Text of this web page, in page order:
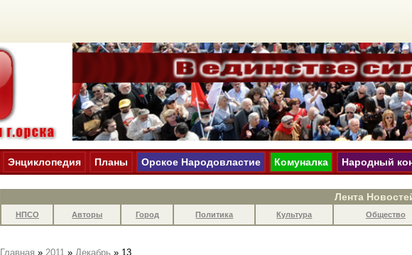
Энциклопедия Планы Орское Народовластие Комуналка Народный
Лента
НПСО Авторы Город Политика Культура Общество
Главная » 2011 » Декабрь » 13